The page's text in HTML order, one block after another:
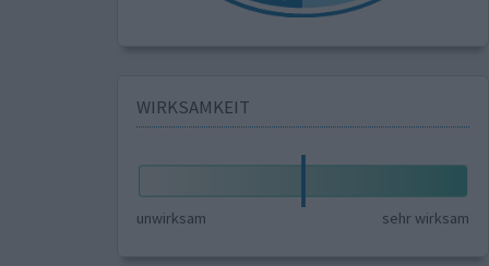
WIRKSAMKEIT
unwirksam sehr wirksam